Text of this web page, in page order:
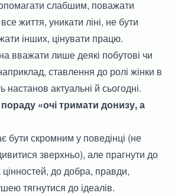
слабшим, поважати
життя, уникати ліні, не бути
інших, цінувати працю.
вважати лише деякі побутові чи
ставлення до ролі жінки в
настанов актуальні й сьогодні.
«очі тримати донизу, а
бути скромним у поведінці (не
зверхньо), але прагнути до
до добра, правди,
тягнутися до ідеалів.